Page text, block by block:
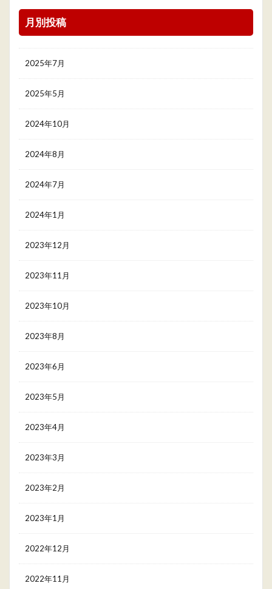
月別投稿
2025年7月
2025年5月
2024年10月
2024年8月
2024年7月
2024年1月
2023年12月
2023年11月
2023年10月
2023年8月
2023年6月
2023年5月
2023年4月
2023年3月
2023年2月
2023年1月
2022年12月
2022年11月